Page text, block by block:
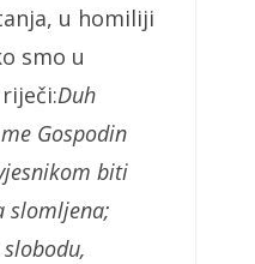
u homiliji
smo u
Duh
Gospodin
biti
slomljena;